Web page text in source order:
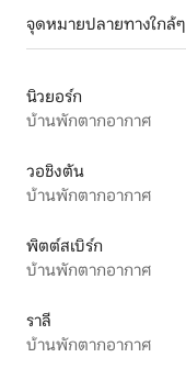
จุดหมายปลายทางใกล้ๆ
นิวยอร์ก
บ้านพักตากอากาศ
วอชิงตัน
บ้านพักตากอากาศ
พิตต์สเบิร์ก
บ้านพักตากอากาศ
ราลี
บ้านพักตากอากาศ